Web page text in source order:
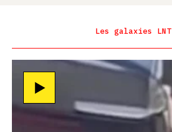
Les galaxies LNT